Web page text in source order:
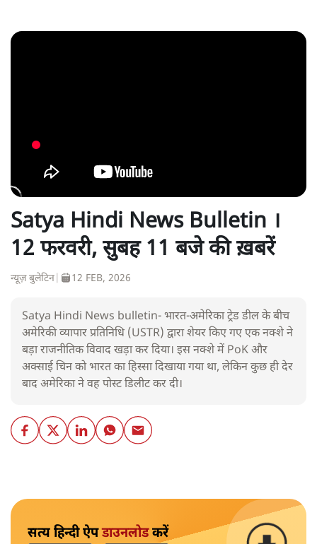
Satya Hindi News Bulletin ।
12 फरवरी, सुबह 11 बजे की ख़बरें
न्यूज़ बुलेटिन 12 FEB, 2026
Satya Hindi News bulletin- भारत-अमेरिका ट्रेड डील के बीच
अमेरिकी व्यापार प्रतिनिधि (USTR) द्वारा शेयर किए गए एक नक्शे ने
बड़ा राजनीतिक विवाद खड़ा कर दिया। इस नक्शे में PoK और
अक्साई चिन को भारत का हिस्सा दिखाया गया था, लेकिन कुछ ही देर
बाद अमेरिका ने वह पोस्ट डिलीट कर दी।
सत्य हिन्दी ऐपडाउनलोडकरें